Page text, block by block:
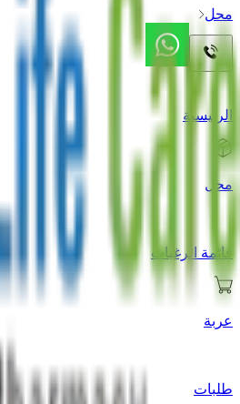
محل
الرئيسية
محل
قائمة الرغبات
عربة
طلبات